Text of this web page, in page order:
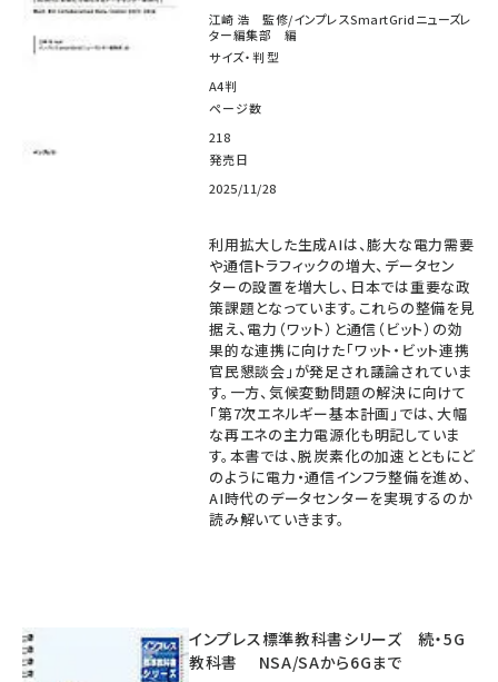
江崎 浩 監修/インプレスSmartGridニューズレ
ター編集部 編
サイズ・判型
A4判
ページ数
218
発売日
2025/11/28
利用拡大した生成AIは、膨大な電力需要
や通信トラフィックの増大、データセン
ターの設置を増大し、日本では重要な政
策課題となっています。これらの整備を見
据え、電力（ワット）と通信（ビット）の効
果的な連携に向けた「ワット・ビット連携
官民懇談会」が発足され議論されていま
す。一方、気候変動問題の解決に向けて
「第7次エネルギー基本計画」では、大幅
な再エネの主力電源化も明記していま
す。本書では、脱炭素化の加速とともにど
のように電力・通信インフラ整備を進め、
AI時代のデータセンターを実現するのか
読み解いていきます。
インプレス標準教科書シリーズ 続・5G
教科書 NSA/SAから6Gまで